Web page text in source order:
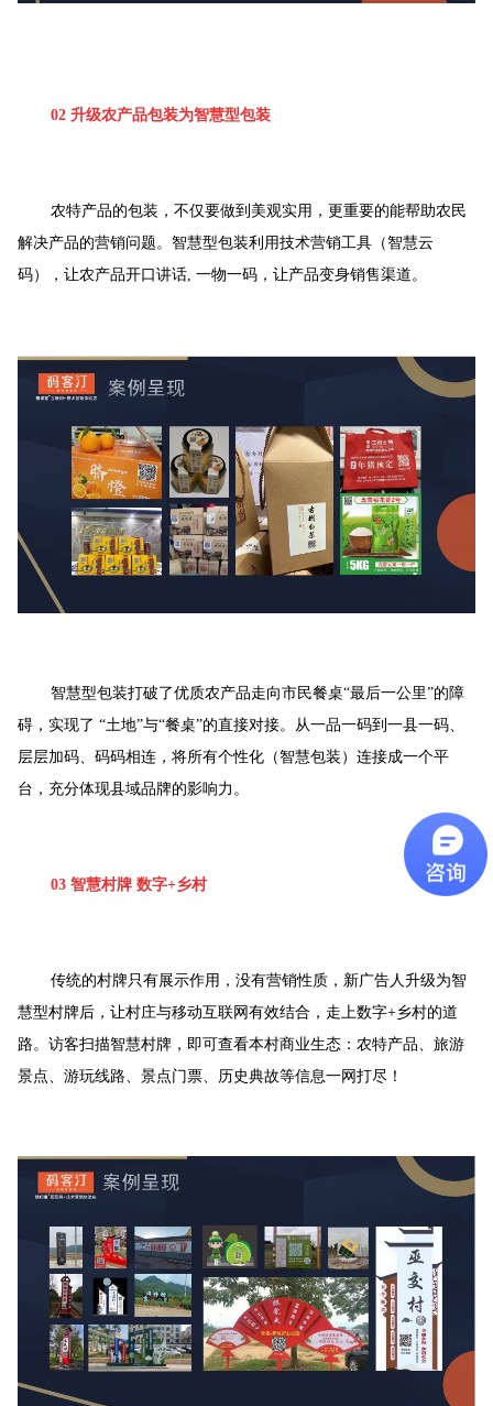
02 升级农产品包装为智慧型包装
农特产品的包装，不仅要做到美观实用，更重要的能帮助农民
解决产品的营销问题。智慧型包装利用技术营销工具（智慧云
码），让农产品开口讲话, 一物一码，让产品变身销售渠道。
智慧型包装打破了优质农产品走向市民餐桌“最后一公里”的障
碍，实现了 “土地”与“餐桌”的直接对接。 从一品一码到一县一码、
层层加码、码码相连，将所有个性化（智慧包装）连接成一个平
台，充分体现县域品牌的影响力。
03 智慧村牌 数字+乡村
传统的村牌只有展示作用，没有营销性质，新广告人升级为智
慧型村牌后，让村庄与移动互联网有效结合，走上数字+乡村的道
路。访客扫描智慧村牌，即可查看本村商业生态：农特产品、旅游
景点、游玩线路、景点门票、历史典故等信息一网打尽！